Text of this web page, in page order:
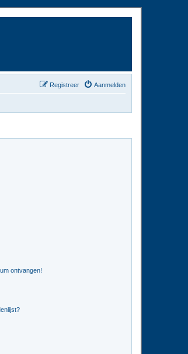
Aanmelden
Registreer
ontvangen!